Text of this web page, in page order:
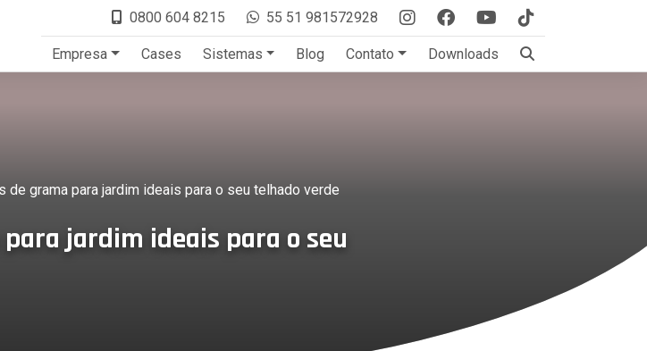
0800 604 8215 55 51 981572928
Empresa Cases Sistemas Blog Contato Downloads
de grama para jardim ideais para o seu telhado verde
jardim ideais para o seu